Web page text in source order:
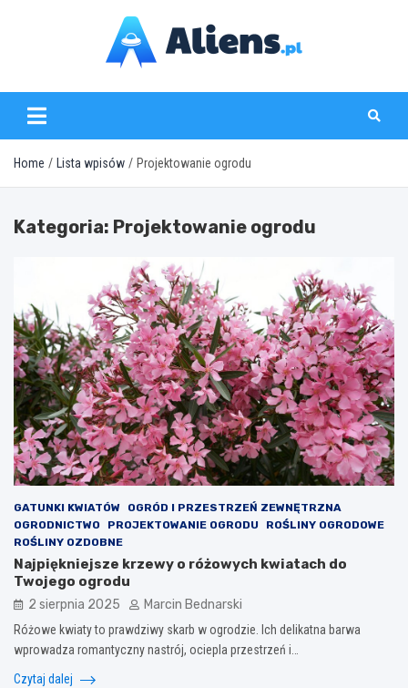
aliens.pl
Home Lista wpisów Projektowanie ogrodu
Kategoria: Projektowanie ogrodu
GATUNKI KWIATÓW
OGRÓD I PRZESTRZEŃ ZEWNĘTRZNA
OGRODNICTWO
PROJEKTOWANIE OGRODU
ROŚLINY OGRODOWE
ROŚLINY OZDOBNE
Najpiękniejsze krzewy o różowych kwiatach do
Twojego ogrodu
2 sierpnia 2025 Marcin Bednarski
Różowe kwiaty to prawdziwy skarb w ogrodzie. Ich delikatna barwa
wprowadza romantyczny nastrój, ociepla przestrzeń i…
Czytaj dalej